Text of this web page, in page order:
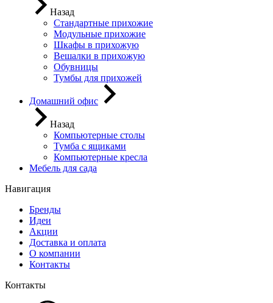
Назад
Стандартные прихожие
Модульные прихожие
Шкафы в прихожую
Вешалки в прихожую
Обувницы
Тумбы для прихожей
Домашний офис
Назад
Компьютерные столы
Тумба с ящиками
Компьютерные кресла
Мебель для сада
Навигация
Бренды
Идеи
Акции
Доставка и оплата
О компании
Контакты
Контакты